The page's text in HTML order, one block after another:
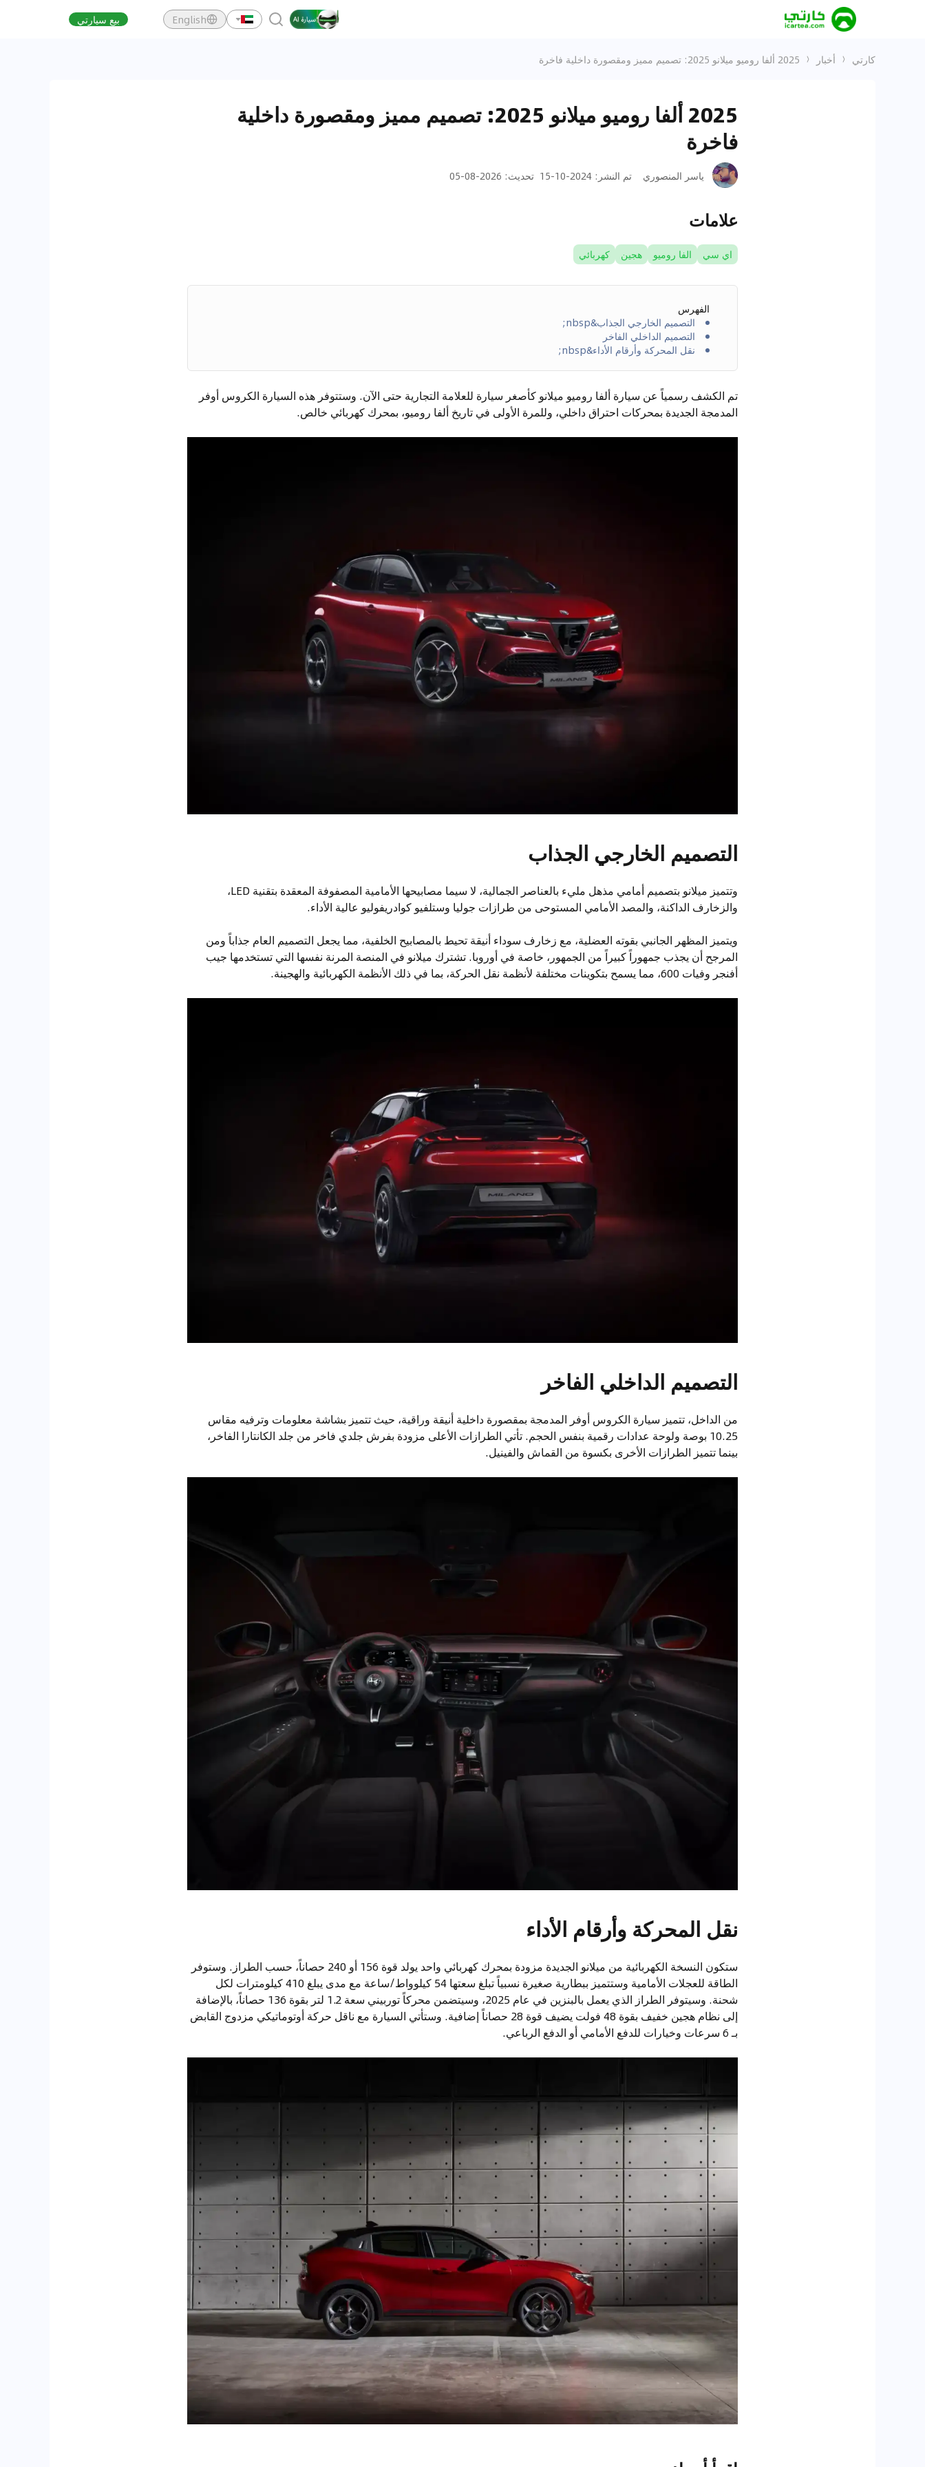
English بيع سيارتي
كارتي أخبار 2025 ألفا روميو ميلانو 2025: تصميم مميز ومقصورة داخلية فاخرة
2025 ألفا روميو ميلانو 2025: تصميم مميز ومقصورة داخلية
فاخرة
ياسر المنصوري تم النشر :
2024-10-15 تحديث:
2026-08-05
علامات
اي سي الفا روميو هجين كهربائي
الفهرس
التصميم الخارجي الجذاب&nbsp;
التصميم الداخلي الفاخر
نقل المحركة وأرقام الأداء&nbsp;
تم الكشف رسمياً عن سيارة ألفا روميو ميلانو كأصغر سيارة للعلامة التجارية حتى الآن. وستتوفر هذه السيارة الكروس أوفر
المدمجة الجديدة بمحركات احتراق داخلي، وللمرة الأولى في تاريخ ألفا روميو، بمحرك كهربائي خالص.
التصميم الخارجي الجذاب
وتتميز ميلانو بتصميم أمامي مذهل مليء بالعناصر الجمالية، لا سيما مصابيحها الأمامية المصفوفة المعقدة بتقنية LED،
والزخارف الداكنة، والمصد الأمامي المستوحى من طرازات جوليا وستلفيو كوادريفوليو عالية الأداء.
ويتميز المظهر الجانبي بقوته العضلية، مع زخارف سوداء أنيقة تحيط بالمصابيح الخلفية، مما يجعل التصميم العام جذاباً ومن
المرجح أن يجذب جمهوراً كبيراً من الجمهور، خاصة في أوروبا. تشترك ميلانو في المنصة المرنة نفسها التي تستخدمها جيب
أفنجر وفيات 600، مما يسمح بتكوينات مختلفة لأنظمة نقل الحركة، بما في ذلك الأنظمة الكهربائية والهجينة.
التصميم الداخلي الفاخر
من الداخل، تتميز سيارة الكروس أوفر المدمجة بمقصورة داخلية أنيقة وراقية، حيث تتميز بشاشة معلومات وترفيه مقاس
10.25 بوصة ولوحة عدادات رقمية بنفس الحجم. تأتي الطرازات الأعلى مزودة بفرش جلدي فاخر من جلد الكانتارا الفاخر،
بينما تتميز الطرازات الأخرى بكسوة من القماش والفينيل.
نقل المحركة وأرقام الأداء
ستكون النسخة الكهربائية من ميلانو الجديدة مزودة بمحرك كهربائي واحد يولد قوة 156 أو 240 حصاناً، حسب الطراز. وستوفر
الطاقة للعجلات الأمامية وستتميز ببطارية صغيرة نسبياً تبلغ سعتها 54 كيلوواط/ساعة مع مدى يبلغ 410 كيلومترات لكل
شحنة. وسيتوفر الطراز الذي يعمل بالبنزين في عام 2025، وسيتضمن محركاً توربيني سعة 1.2 لتر بقوة 136 حصاناً، بالإضافة
إلى نظام هجين خفيف بقوة 48 فولت يضيف قوة 28 حصاناً إضافية. وستأتي السيارة مع ناقل حركة أوتوماتيكي مزدوج القابض
بـ 6 سرعات وخيارات للدفع الأمامي أو الدفع الرباعي.